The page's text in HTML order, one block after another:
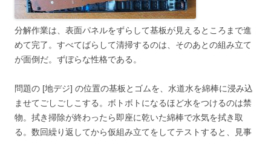
分解作業は、表面パネルをずらして基板が見えるところまで進
めて完了。すべてばらして清掃するのは、そのあとの組み立て
が面倒だ。ずぼらな性格である。
問題の [地デジ] の位置の基板とゴムを、水道水を綿棒に浸み込
ませてごしごしこする。ボトボトになるほど水をつけるのは禁
物。拭き掃除が終わったら即座に乾いた綿棒で水気を拭き取
る。数回繰り返してから仮組み立てをしてテストすると、見事